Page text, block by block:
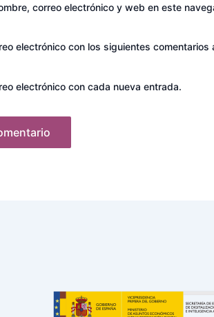
correo electrónico y web en este
electrónico con los siguientes comentarios
electrónico con cada nueva entrada.